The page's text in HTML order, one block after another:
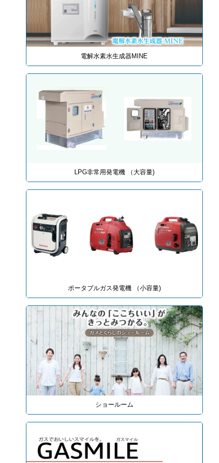
電解水素水生成器MINE
LPG非常用発電機 （大容量)
ポータブルガス発電機 （小容量)
ショールーム